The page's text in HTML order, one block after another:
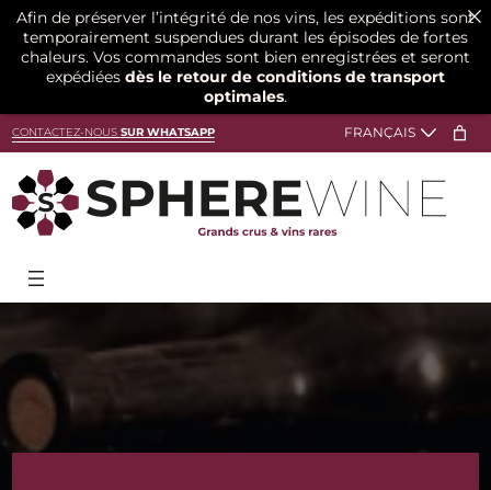
au
CONTACTEZ-NOUS SUR WHATSAPP
Afin de préserver l’intégrité de nos vins, les expéditions sont
temporairement suspendues durant les épisodes de fortes
chaleurs. Vos commandes sont bien enregistrées et seront
expédiées dès le retour de conditions de transport
optimales.